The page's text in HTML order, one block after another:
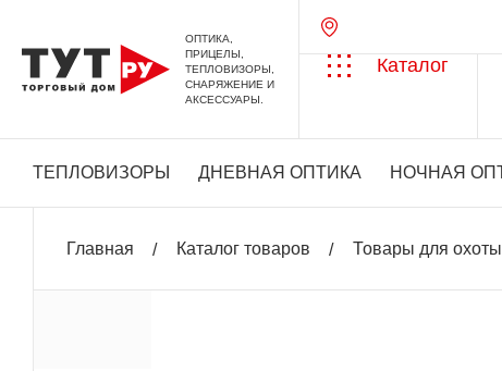
ОПТИКА,
ПРИЦЕЛЫ,
ТЕПЛОВИЗОРЫ,
СНАРЯЖЕНИЕ И
АКСЕССУАРЫ.
Каталог
ТЕПЛОВИЗОРЫ ДНЕВНАЯ ОПТИКА НОЧНАЯ
Главная Каталог товаров Товары для охоты